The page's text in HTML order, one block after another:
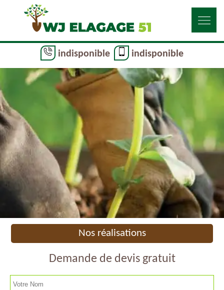
indisponible indisponible
Nos réalisations
Demande de devis gratuit